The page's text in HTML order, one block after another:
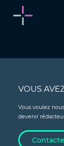
VOUS
Vous voulez
devenir